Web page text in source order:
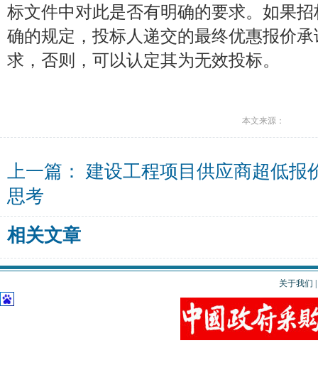
标文件中对此是否有明确的要求。如果
确的规定，投标人递交的最终优惠报价
求，否则，可以认定其为无效投标。
本文来源：
上一篇： 建设工程项目供应商超低报
思考
相关文章
关于我们